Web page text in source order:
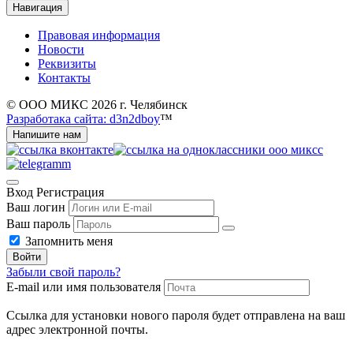
Навигация
Правовая информация
Новости
Реквизиты
Контакты
© ООО МИКС 2026 г. Челябинск
Разработака сайта: d3n2dboy™
Напишите нам
Вход Регистрация
Ваш логин
Ваш пароль
Запомнить меня
Войти
Забыли свой пароль?
E-mail или имя пользователя
Ссылка для установки нового пароля будет отправлена ​​на ваш
адрес электронной почты.